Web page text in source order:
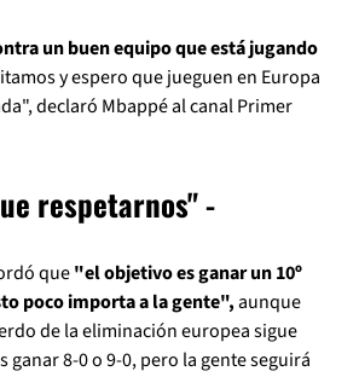
un buen equipo que está jugando
y espero que jueguen en Europa
declaró Mbappé al canal Primer
respetarnos" -
que"el objetivo es ganar un 10º
poco importa a la gente",aunque
de la eliminación europea sigue
ganar 8-0 o 9-0, pero la gente seguirá